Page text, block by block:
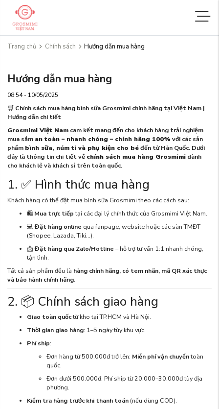
Trang chủ Chính sách Hướng dẫn mua hàng
Hướng dẫn mua hàng
08:54 - 10/05/2025
🛒 Chính sách mua hàng bình sữa Grosmimi chính hãng tại Việt Nam |
Hướng dẫn chi tiết
Grosmimi Việt Nam cam kết mang đến cho khách hàng trải nghiệm
mua sắm an toàn – nhanh chóng – chính hãng 100%với các sản
phẩm bình sữa, núm ti và phụ kiện cho béđến từ Hàn Quốc. Dưới
đây là thông tin chi tiết về chính sách mua hàng Grosmimi dành
cho khách lẻ và khách sỉ trên toàn quốc.
1. ✅ Hình thức mua hàng
Khách hàng có thể đặt mua bình sữa Grosmimi theo các cách sau:
🛍 Mua trực tiếptại các đại lý chính thức của Grosmimi Việt Nam.
💻Đặt hàng online qua fanpage, website hoặc các sàn TMĐT
(Shopee, Lazada, Tiki...).
📩Đặt hàng qua Zalo/Hotline – hỗ trợ tư vấn 1:1 nhanh chóng,
tận tình.
Tất cả sản phẩm đều là hàng chính hãng, có tem nhãn, mã QR xác thực
và bảo hành chính hãng.
2. 📦 Chính sách giao hàng
Giao toàn quốctừ kho tại TP.HCM và Hà Nội.
Thời gian giao hàng: 1–5 ngày tùy khu vực.
Phí ship:
Đơn hàng từ 500.000đ trở lên: Miễn phí vận chuyểntoàn
quốc.
Đơn dưới 500.000đ: Phí ship từ 20.000–30.000đ tùy địa
phương.
Kiểm tra hàng trước khi thanh toán (nếu dùng COD).